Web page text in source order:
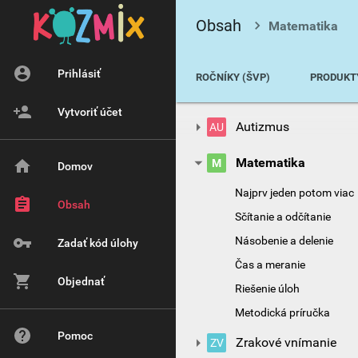
AU Autizmus
M Matematika
Najprv jeden potom viac
Sčítanie a odčítanie
Násobenie a delenie
Čas a meranie
Riešenie úloh
Metodická príručka
ZV Zrakové vnímanie
Obsah Matematika
ROČNÍKY (ŠVP)
Prihlásiť
Vytvoriť účet
Domov
Obsah
Zadať kód úlohy
Objednať
Pomoc